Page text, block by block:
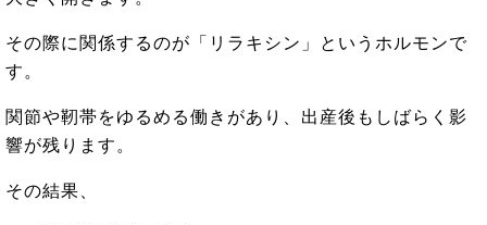
その際に関係するのが「リラキシン」というホルモンで
す。
関節や靭帯をゆるめる働きがあり、出産後もしばらく影
響が残ります。
その結果、